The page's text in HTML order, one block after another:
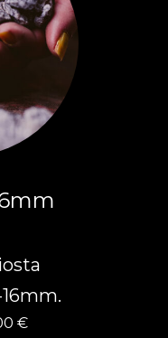
€Hintaluokka: